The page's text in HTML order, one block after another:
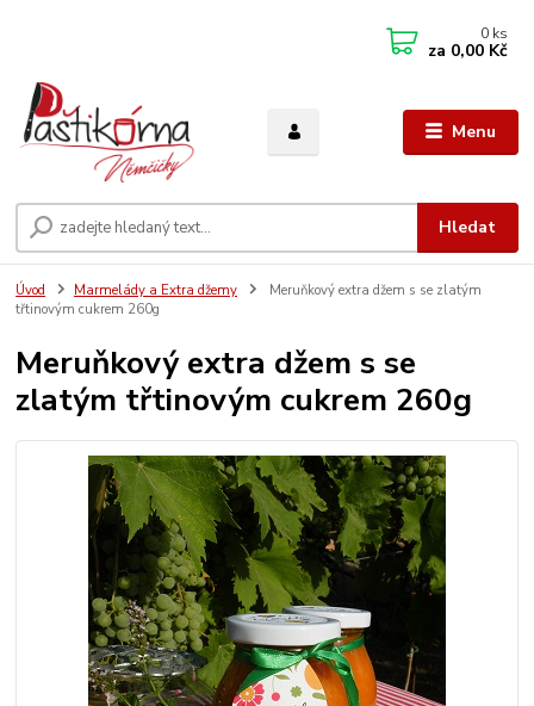
Menu
Hledat
0 ks
za 0,00 Kč
Úvod Marmelády a Extra džemy
Meruňkový extra džem s se zlatým
třtinovým cukrem 260g
Meruňkový extra džem s se
zlatým třtinovým cukrem 260g